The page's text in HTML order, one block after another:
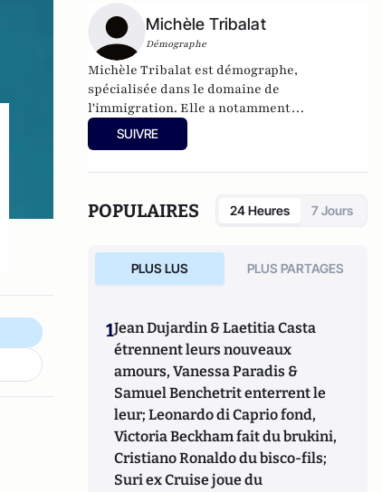
Michèle Tribalat
Démographe
Michèle Tribalat est démographe,
spécialisée dans le domaine de
l'immigration. Elle a notamment
écritAssimilation : la fin du modèle
françaisaux éditions du Toucan (2013). Son
(éditions de l'Artilleur). Son site
: www.micheletribalat.fr
SUIVRE
POPULAIRES 24 Heures 7 Jours
PLUS LUS PLUS PARTAGES
1Jean Dujardin & Laetitia Casta
étrennent leurs nouveaux
amours, Vanessa Paradis &
Samuel Benchetrit enterrent le
leur; Leonardo di Caprio fond,
Victoria Beckham fait du brukini,
Cristiano Ronaldo du bisco-fils;
Suri ex Cruise joue du